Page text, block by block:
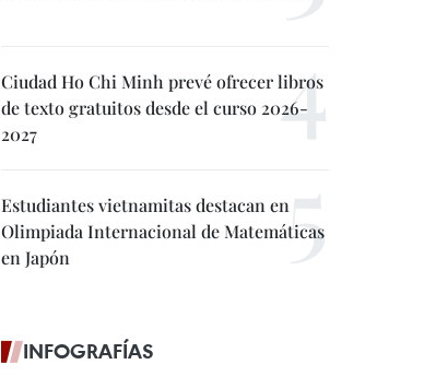
Ciudad Ho Chi Minh prevé ofrecer libros
de texto gratuitos desde el curso 2026-
2027
Estudiantes vietnamitas destacan en
Olimpiada Internacional de Matemáticas
en Japón
INFOGRAFÍAS